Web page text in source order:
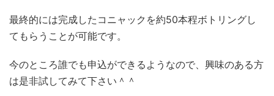
最終的には完成したコニャックを約50本程ボトリングし
てもらうことが可能です。
今のところ誰でも申込ができるようなので、興味のある方
は是非試してみて下さい＾＾